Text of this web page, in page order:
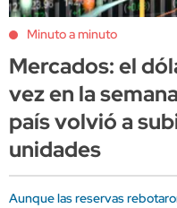
Minuto a minuto
Mercados: el
vez en la
país volvió a
unidades
Aunque las reservas